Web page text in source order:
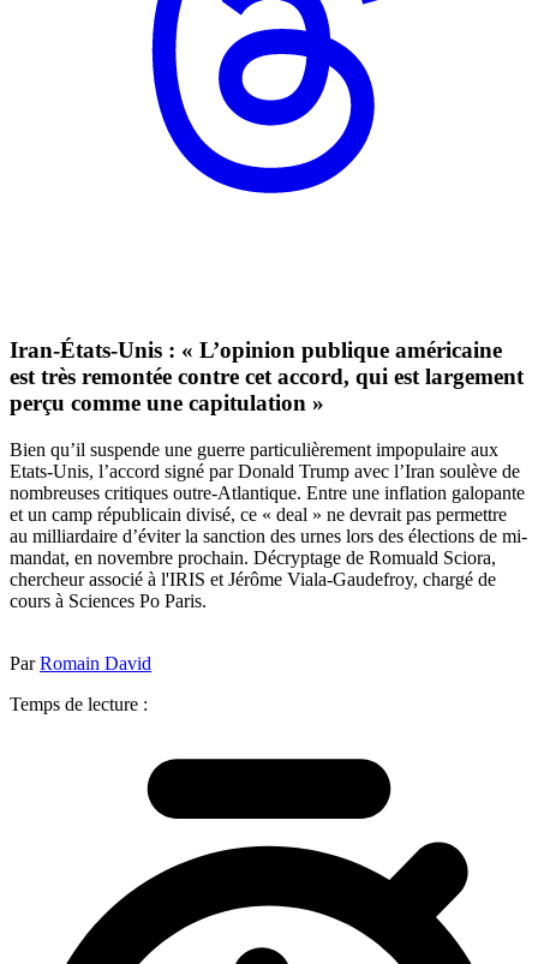
Iran-États-Unis : « L’opinion publique américaine
est très remontée contre cet accord, qui est largement
perçu comme une capitulation »
Bien qu’il suspende une guerre particulièrement impopulaire aux
Etats-Unis, l’accord signé par Donald Trump avec l’Iran soulève de
nombreuses critiques outre-Atlantique. Entre une inflation galopante
et un camp républicain divisé, ce « deal » ne devrait pas permettre
au milliardaire d’éviter la sanction des urnes lors des élections de mi-
mandat, en novembre prochain. Décryptage de Romuald Sciora,
chercheur associé à l'IRIS et Jérôme Viala-Gaudefroy, chargé de
cours à Sciences Po Paris.
ParRomain David
Temps de lecture :